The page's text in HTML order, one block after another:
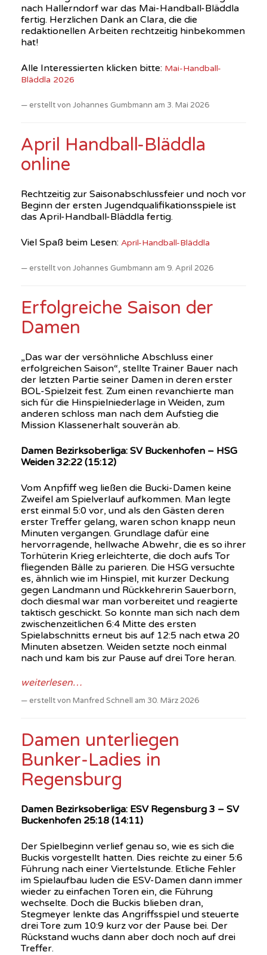
nach Hallerndorf war das Mai-Handball-Bläddla
fertig. Herzlichen Dank an Clara, die die
redaktionellen Arbeiten rechtzeitig hinbekommen
hat!
Alle Interessierten klicken bitte: Mai-Handball-
Bläddla 2026
erstellt von Johannes Gumbmann am 3. Mai 2026
April Handball-Bläddla
online
Rechtzeitig zur Saisonabschlussfeier und noch vor
Beginn der ersten Jugendqualifikationsspiele ist
das April-Handball-Bläddla fertig.
Viel Spaß beim Lesen: April-Handball-Bläddla
erstellt von Johannes Gumbmann am 9. April 2026
Erfolgreiche Saison der
Damen
„Das war der versöhnliche Abschluss einer
erfolgreichen Saison“, stellte Trainer Bauer nach
der letzten Partie seiner Damen in deren erster
BOL-Spielzeit fest. Zum einen revanchierte man
sich für die Hinspielniederlage in Weiden, zum
anderen schloss man nach dem Aufstieg die
Mission Klassenerhalt souverän ab.
Damen Bezirksoberliga: SV Buckenhofen – HSG
Weiden 32:22 (15:12)
Vom Anpfiff weg ließen die Bucki-Damen keine
Zweifel am Spielverlauf aufkommen. Man legte
erst einmal 5:0 vor, und als den Gästen deren
erster Treffer gelang, waren schon knapp neun
Minuten vergangen. Grundlage dafür eine
hervorragende, hellwache Abwehr, die es so ihrer
Torhüterin Krieg erleichterte, die doch aufs Tor
fliegenden Bälle zu parieren. Die HSG versuchte
es, ähnlich wie im Hinspiel, mit kurzer Deckung
gegen Landmann und Rückkehrerin Sauerborn,
doch diesmal war man vorbereitet und reagierte
taktisch geschickt. So konnte man sich nach dem
zwischenzeitlichen 6:4 Mitte des ersten
Spielabschnitts erneut bis auf 12:5 nach etwa 20
Minuten absetzen. Weiden setzte noch einmal
nach und kam bis zur Pause auf drei Tore heran.
weiterlesen…
erstellt von Manfred Schnell am 30. März 2026
Damen unterliegen
Bunker-Ladies in
Regensburg
Damen Bezirksoberliga: ESV Regensburg 3 – SV
Buckenhofen 25:18 (14:11)
Der Spielbeginn verlief genau so, wie es sich die
Buckis vorgestellt hatten. Dies reichte zu einer 5:6
Führung nach einer Viertelstunde. Etliche Fehler
im Spielaufbau luden die ESV-Damen dann immer
wieder zu einfachen Toren ein, die Führung
wechselte. Doch die Buckis blieben dran,
Stegmeyer lenkte das Angriffsspiel und steuerte
drei Tore zum 10:9 kurz vor der Pause bei. Der
Rückstand wuchs dann aber doch noch auf drei
Treffer.